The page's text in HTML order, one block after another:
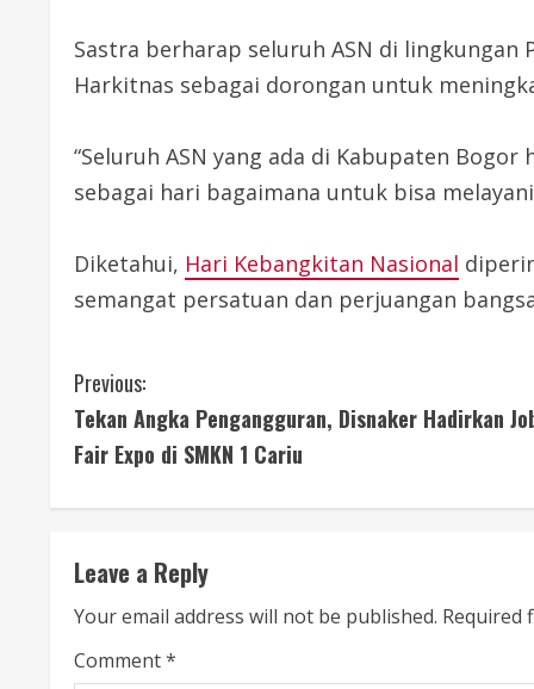
Sastra berharap seluruh ASN di
Harkitnas sebagai dorongan untuk
“Seluruh ASN yang ada di Kabupaten
sebagai hari bagaimana untuk bisa
Diketahui, Hari Kebangkitan Nasional
semangat persatuan dan perjuangan
C
o
i
n
Previous:
Tekan Angka Pengangguran, Disnaker Hadirkan
Fair Expo di SMKN 1 Cariu
Leave a Reply
Your email address will not be published. Required
Comment*